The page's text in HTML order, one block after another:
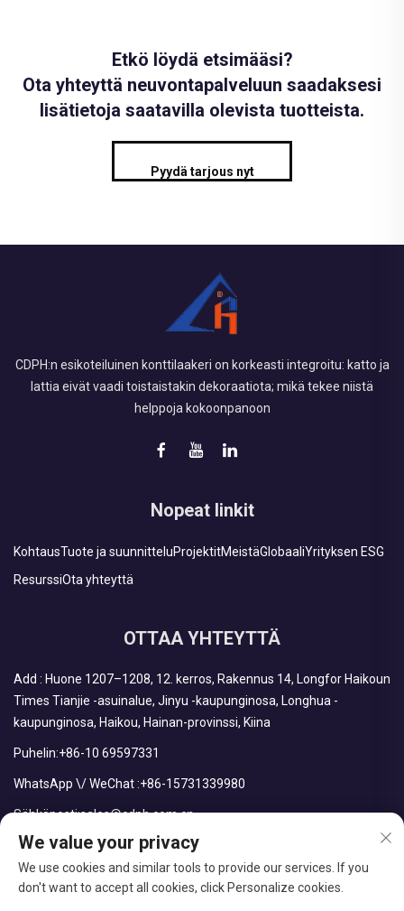
Etkö löydä etsimääsi?
Ota yhteyttä neuvontapalveluun saadaksesi
lisätietoja saatavilla olevista tuotteista.
Pyydä tarjous nyt
CDPH:n esikoteiluinen konttilaakeri on korkeasti integroitu: katto ja
lattia eivät vaadi toistaistakin dekoraatiota; mikä tekee niistä
helppoja kokoonpanoon
Nopeat linkit
KohtausTuote ja suunnitteluProjektitMeistäGlobaaliYrityksen ESG
ResurssiOta yhteyttä
OTTAA YHTEYTTÄ
Add : Huone 1207–1208, 12. kerros, Rakennus 14, Longfor Haikoun
Times Tianjie -asuinalue, Jinyu -kaupunginosa, Longhua -
kaupunginosa, Haikou, Hainan-provinssi, Kiina
Puhelin:+86-10 69597331
WhatsApp \/ WeChat :+86-15731339980
Sähköposti:sales@cdph.com.cn
We value your privacy
We use cookies and similar tools to provide our services. If you
don't want to accept all cookies, click Personalize cookies.